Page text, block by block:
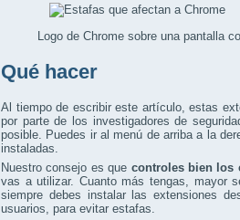
Logo de Chrome sobre una pantalla
Qué hacer
Al tiempo de escribir este artículo, estas
por parte de los investigadores de
posible. Puedes ir al menú de arriba a la
instaladas.
Nuestro consejo es que controles bien los
vas a utilizar. Cuanto más tengas, mayor
siempre debes instalar las extensiones
usuarios, para evitar estafas.